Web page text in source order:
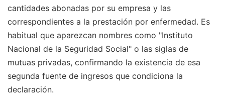
cantidades abonadas por su empresa y las
correspondientes a la prestación por enfermedad. Es
habitual que aparezcan nombres como "Instituto
Nacional de la Seguridad Social" o las siglas de
mutuas privadas, confirmando la existencia de esa
segunda fuente de ingresos que condiciona la
declaración.